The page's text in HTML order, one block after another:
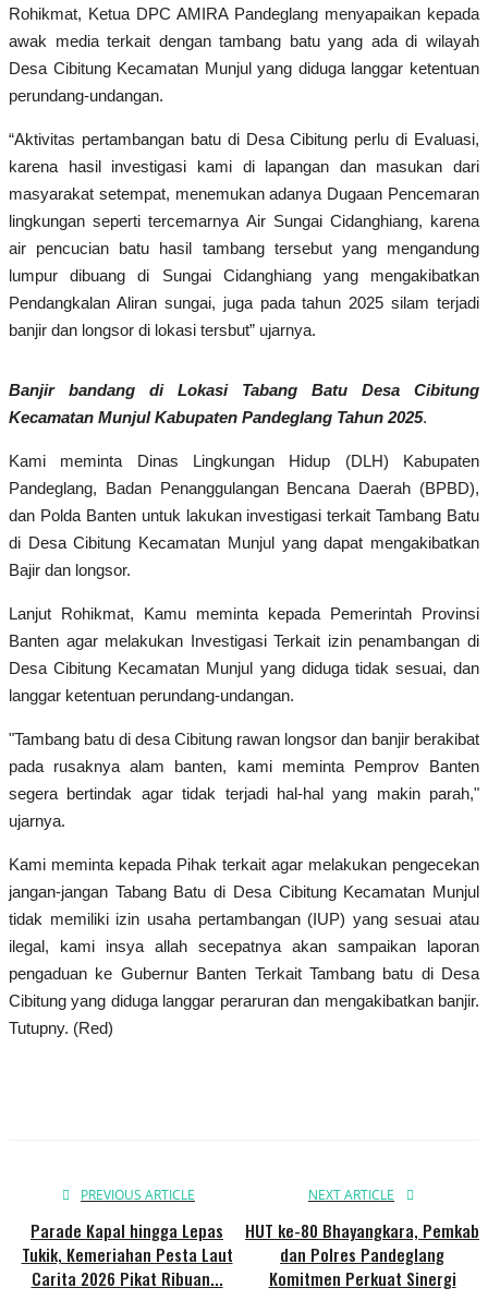
Politik
Desa & Kelurahan
Pertanian
Kesehatan
Pemerintahan
Bisnis
Sosial
Agama
Polri
Olahraga
Ekonomi
Mabes TNI AD
TNI
Pendidikan
Presiden dan Wakil Presiden RI
Peristiwa
Rohikmat, Ketua DPC AMIRA Pandeglang menyapaikan kepada
awak media terkait dengan tambang batu yang ada di wilayah
Desa Cibitung Kecamatan Munjul yang diduga langgar ketentuan
perundang-undangan.
“Aktivitas pertambangan batu di Desa Cibitung perlu di Evaluasi,
karena hasil investigasi kami di lapangan dan masukan dari
masyarakat setempat, menemukan adanya Dugaan Pencemaran
lingkungan seperti tercemarnya Air Sungai Cidanghiang, karena
air pencucian batu hasil tambang tersebut yang mengandung
lumpur dibuang di Sungai Cidanghiang yang mengakibatkan
Pendangkalan Aliran sungai, juga pada tahun 2025 silam terjadi
banjir dan longsor di lokasi tersbut” ujarnya.
Banjir bandang di Lokasi Tabang Batu Desa Cibitung
Kecamatan Munjul Kabupaten Pandeglang Tahun 2025.
Kami meminta Dinas Lingkungan Hidup (DLH) Kabupaten
Pandeglang, Badan Penanggulangan Bencana Daerah (BPBD),
dan Polda Banten untuk lakukan investigasi terkait Tambang Batu
di Desa Cibitung Kecamatan Munjul yang dapat mengakibatkan
Bajir dan longsor.
Lanjut Rohikmat, Kamu meminta kepada Pemerintah Provinsi
Banten agar melakukan Investigasi Terkait izin penambangan di
Desa Cibitung Kecamatan Munjul yang diduga tidak sesuai, dan
langgar ketentuan perundang-undangan.
"Tambang batu di desa Cibitung rawan longsor dan banjir berakibat
pada rusaknya alam banten, kami meminta Pemprov Banten
segera bertindak agar tidak terjadi hal-hal yang makin parah,"
ujarnya.
Kami meminta kepada Pihak terkait agar melakukan pengecekan
jangan-jangan Tabang Batu di Desa Cibitung Kecamatan Munjul
tidak memiliki izin usaha pertambangan (IUP) yang sesuai atau
ilegal, kami insya allah secepatnya akan sampaikan laporan
pengaduan ke Gubernur Banten Terkait Tambang batu di Desa
Cibitung yang diduga langgar peraruran dan mengakibatkan banjir.
Tutupny. (Red)
PREVIOUS ARTICLE
Parade Kapal hingga Lepas
Tukik, Kemeriahan Pesta Laut
Carita 2026 Pikat Ribuan...
NEXT ARTICLE
HUT ke-80 Bhayangkara, Pemkab
dan Polres Pandeglang
Komitmen Perkuat Sinergi